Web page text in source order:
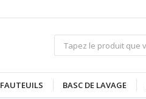
FAUTEUILS BASC DE LAVAGE